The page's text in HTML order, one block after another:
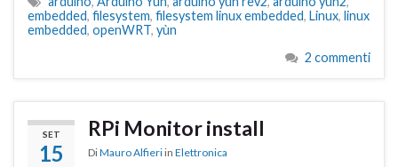
embedded, filesystem, filesystem linux embedded, Linux, linux
embedded, openWRT, yùn
2 commenti
SET
15
RPi Monitor install
DiMauro Alfieri in Elettronica